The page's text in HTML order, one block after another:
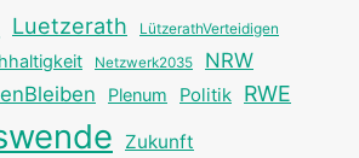
Luetzerath LützerathVerteidigen
Netzwerk2035 NRW
Plenum Politik RWE
Zukunft